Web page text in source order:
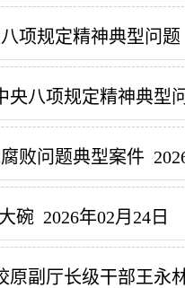
项规定精神典型问题
央八项规定精神典型
败问题典型案件
碗 2026年02月24日
副厅长级干部王永